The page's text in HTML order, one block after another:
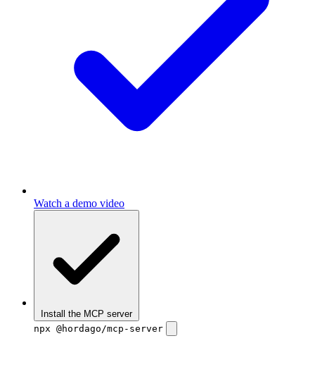
Watch a demo video
Install the MCP server
npx @hordago/mcp-server